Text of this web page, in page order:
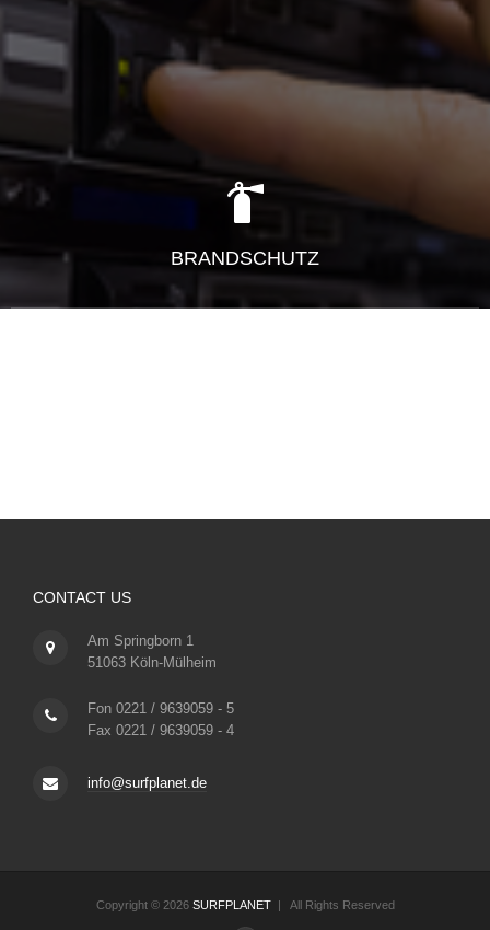
BRANDSCHUTZ
CONTACT US
Am Springborn 1
51063 Köln-Mülheim
Fon 0221 / 9639059 - 5
Fax 0221 / 9639059 - 4
info@surfplanet.de
Copyright © 2026 SURFPLANET| All Rights Reserved